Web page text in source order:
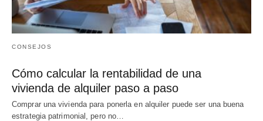
CONSEJOS
Cómo calcular la rentabilidad de una
vivienda de alquiler paso a paso
Comprar una vivienda para ponerla en alquiler puede ser una buena
estrategia patrimonial, pero no…